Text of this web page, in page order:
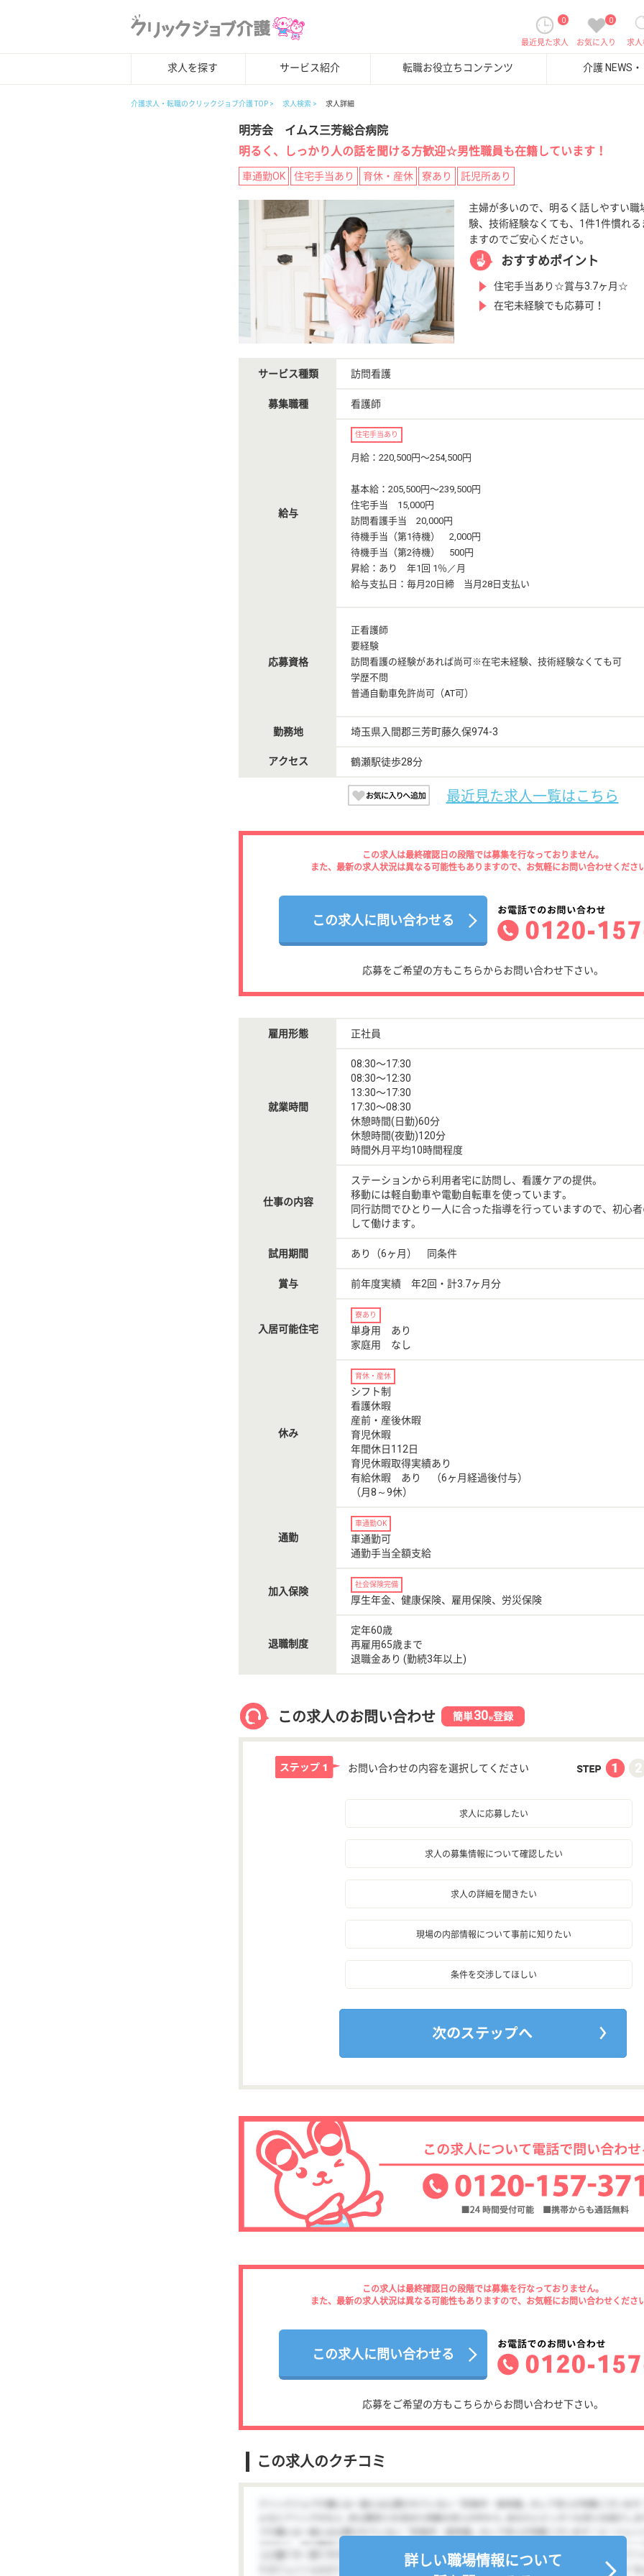
求
0
お気に入り
0
最近見た求人
求人を探す サービス紹介 転職お役立ちコンテンツ 介護 NEWS
介護求人・転職のクリックジョブ介護 TOP 求人検索 求人詳細
明芳会 イムス三芳総合病院
明るく、しっかり人の話を聞ける方歓迎☆男性職員も在籍しています！
車通勤OK 住宅手当あり 育休・産休 寮あり 託児所あり
主婦が多いので、明るく話しやすい職
験、技術経験なくても、1件1件慣れ
ますのでご安心ください。
おすすめポイント
住宅手当あり☆賞与3.7ヶ月☆
在宅未経験でも応募可！
サービス種類 訪問看護
募集職種 看護師
給与
住宅手当あり
月給：220,500円〜254,500円
基本給：205,500円〜239,500円
住宅手当 15,000円
訪問看護手当 20,000円
待機手当（第1待機） 2,000円
待機手当（第2待機） 500円
昇給：あり 年1回 1％／月
給与支払日：毎月20日締 当月28日支払い
応募資格
正看護師
要経験
訪問看護の経験があれば尚可※在宅未経験、技術経験なくても可
学歴不問
普通自動車免許尚可（AT可）
勤務地 埼玉県入間郡三芳町藤久保974-3
アクセス 鶴瀬駅徒歩28分
最近見た求人一覧はこちら
この求人は最終確認日の段階では募集を行なっておりません。
また、最新の求人状況は異なる可能性もありますので、お気軽にお問い合わせくださ
この求人に問い合わせる
応募をご希望の方もこちらからお問い合わせ下さい。
雇用形態 正社員
就業時間
08:30〜17:30
08:30〜12:30
13:30〜17:30
17:30〜08:30
休憩時間(日勤)60分
休憩時間(夜勤)120分
時間外月平均10時間程度
仕事の内容
ステーションから利用者宅に訪問し、看護ケアの提供。
移動には軽自動車や電動自転車を使っています。
同行訪問でひとり一人に合った指導を行っていますので、初心
して働けます。
試用期間 あり（6ヶ月） 同条件
賞与 前年度実績 年2回・計3.7ヶ月分
入居可能住宅
寮あり
単身用 あり
家庭用 なし
休み
育休・産休
シフト制
看護休暇
産前・産後休暇
育児休暇
年間休日112日
育児休暇取得実績あり
有給休暇 あり （6ヶ月経過後付与）
（月8～9休）
通勤
車通勤OK
車通勤可
通勤手当全額支給
加入保険
社会保険完備
厚生年金、健康保険、雇用保険、労災保険
退職制度
定年60歳
再雇用65歳まで
退職金あり (勤続3年以上)
この求人のお問い合わせ 簡単30秒登録
お問い合わせの内容を選択してください
求人に応募したい
求人の募集情報について確認したい
求人の詳細を聞きたい
現場の内部情報について事前に知りたい
条件を交渉してほしい
この求人は最終確認日の段階では募集を行なっておりません。
また、最新の求人状況は異なる可能性もありますので、お気軽にお問い合わせくださ
この求人に問い合わせる
応募をご希望の方もこちらからお問い合わせ下さい。
この求人のクチコミ
詳しい職場情報について